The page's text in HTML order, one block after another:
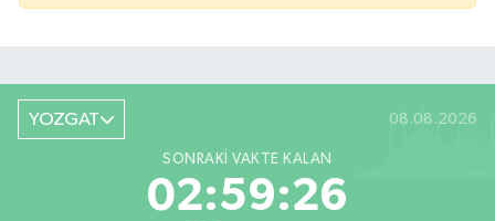
YOZGAT 08.08.2026
SONRAKI VAKTE KALAN
02:59:26